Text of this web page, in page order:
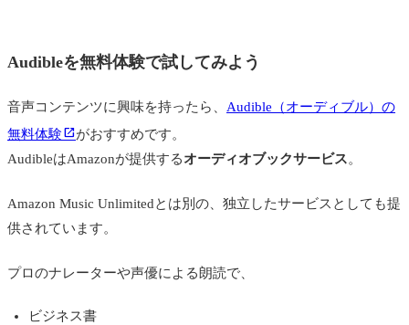
Audibleを無料体験で試してみよう
音声コンテンツに興味を持ったら、 Audible（オーディブル）の
無料体験
がおすすめです。
AudibleはAmazonが提供するオーディオブックサービス。
Amazon Music Unlimitedとは別の、独立したサービスとしても提
供されています。
プロのナレーターや声優による朗読で、
ビジネス書